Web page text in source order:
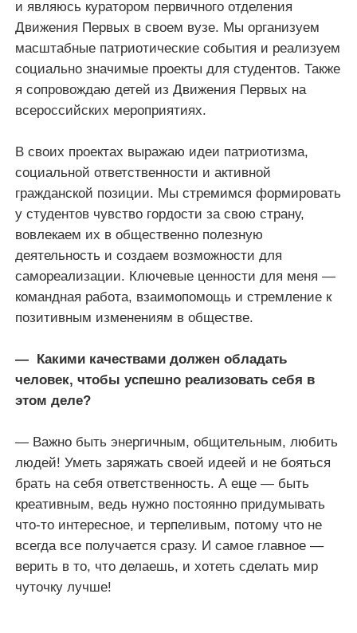
и являюсь куратором первичного отделения
Движения Первых в своем вузе. Мы организуем
масштабные патриотические события и реализуем
социально значимые проекты для студентов. Также
я сопровождаю детей из Движения Первых на
всероссийских мероприятиях.
В своих проектах выражаю идеи патриотизма,
социальной ответственности и активной
гражданской позиции. Мы стремимся формировать
у студентов чувство гордости за свою страну,
вовлекаем их в общественно полезную
деятельность и создаем возможности для
самореализации. Ключевые ценности для меня —
командная работа, взаимопомощь и стремление к
позитивным изменениям в обществе.
— Какими качествами должен обладать
человек, чтобы успешно реализовать себя в
этом деле?
— Важно быть энергичным, общительным, любить
людей! Уметь заряжать своей идеей и не бояться
брать на себя ответственность. А еще — быть
креативным, ведь нужно постоянно придумывать
что-то интересное, и терпеливым, потому что не
всегда все получается сразу. И самое главное —
верить в то, что делаешь, и хотеть сделать мир
чуточку лучше!